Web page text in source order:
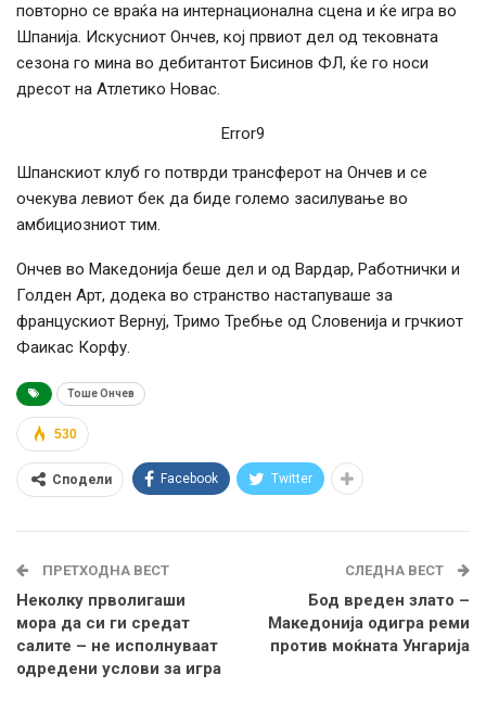
повторно се враќа на интернационална сцена и ќе игра во
Шпанија. Искусниот Ончев, кој првиот дел од тековната
сезона го мина во дебитантот Бисинов ФЛ, ќе го носи
дресот на Атлетико Новас.
Error9
Шпанскиот клуб го потврди трансферот на Ончев и се
очекува левиот бек да биде големо засилување во
амбициозниот тим.
Ончев во Македонија беше дел и од Вардар, Работнички и
Голден Арт, додека во странство настапуваше за
францускиот Вернуj, Тримо Требње од Словенија и грчкиот
Фаикас Корфу.
Тоше Ончев
530
Сподели Facebook Twitter
ПРЕТХОДНА ВЕСТ
Неколку прволигаши
мора да си ги средат
салите – не исполнуваат
одредени услови за игра
СЛЕДНА ВЕСТ
Бод вреден злато –
Македонија одигра реми
против моќната Унгарија